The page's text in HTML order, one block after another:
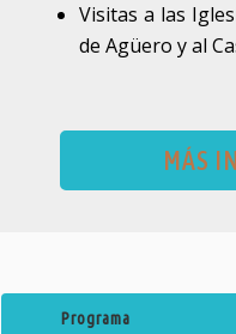
Visitas a las
de Agüero y al
MÁS
Programa